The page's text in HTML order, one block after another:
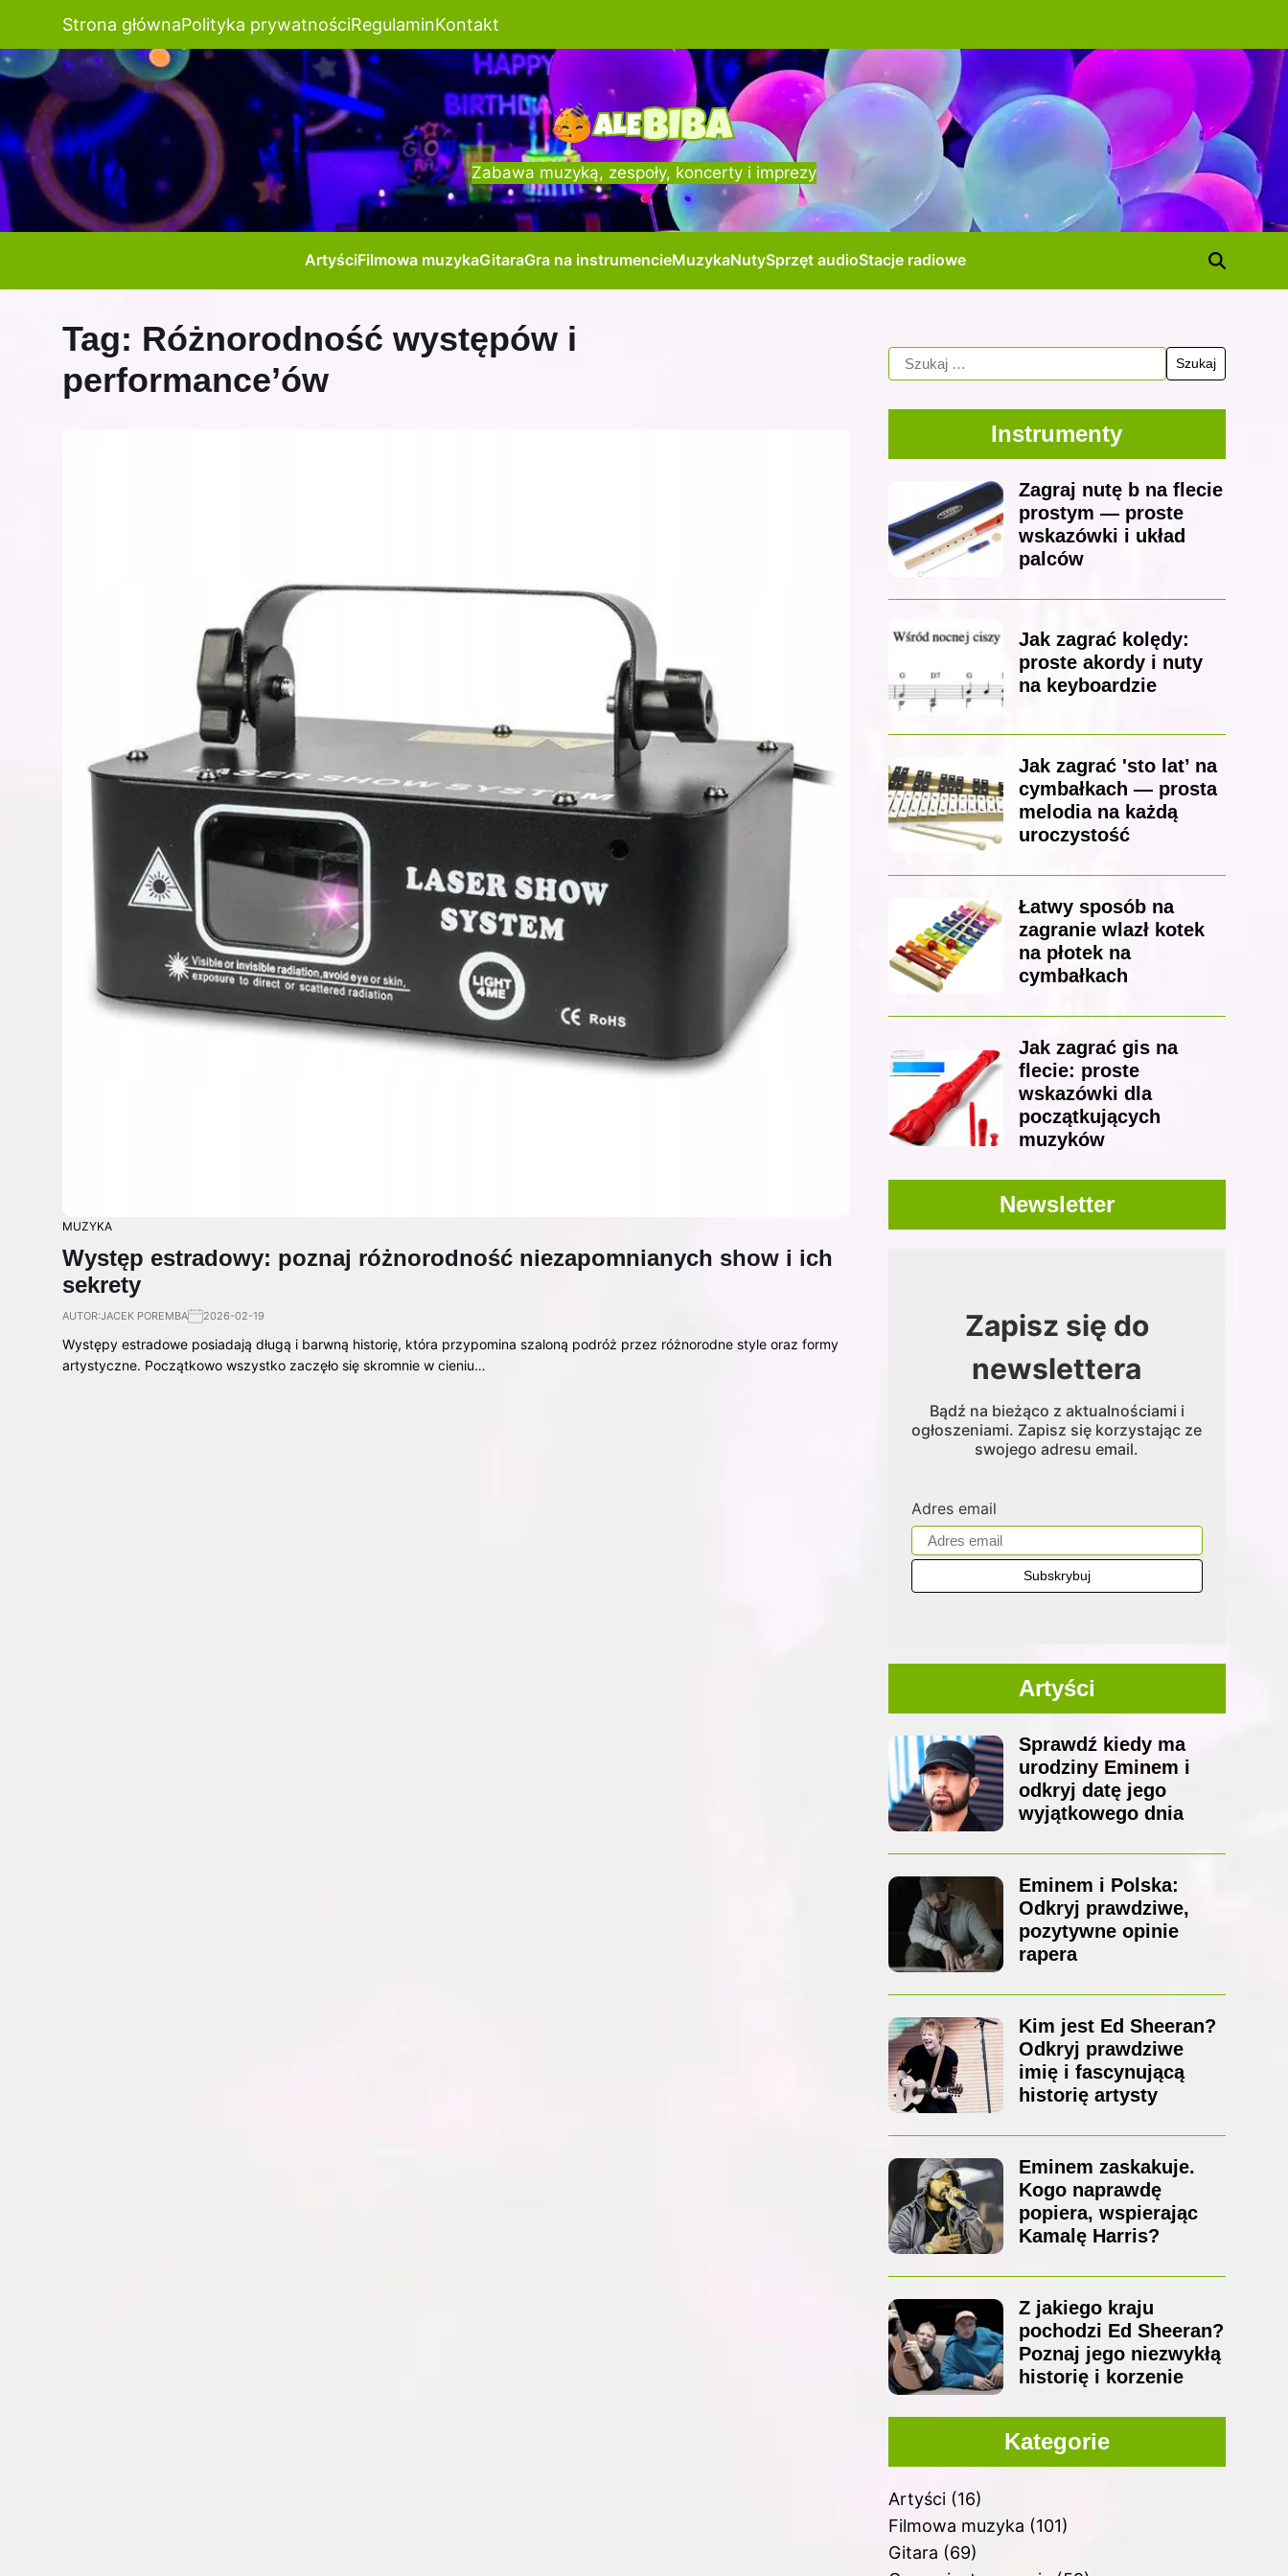
Strona głównaPolityka prywatnościRegulaminKontakt
Zabawa muzyką, zespoły, koncerty i imprezy
ArtyściFilmowa muzykaGitaraGra na instrumencieMuzykaNutySprzęt audioStacje radiowe
Tag: Różnorodność występów i
performance’ów
MUZYKA
Występ estradowy: poznaj różnorodność niezapomnianych show i ich
sekrety
AUTOR:JACEK POREMBA 2026-02-19
Występy estradowe posiadają długą i barwną historię, która przypomina szaloną podróż przez różnorodne style oraz formy
artystyczne. Początkowo wszystko zaczęło się skromnie w cieniu…
Instrumenty
Zagraj nutę b na flecie
prostym — proste
wskazówki i układ
palców
Jak zagrać kolędy:
proste akordy i nuty
na keyboardzie
Jak zagrać 'sto lat’ na
cymbałkach — prosta
melodia na każdą
uroczystość
Łatwy sposób na
zagranie wlazł kotek
na płotek na
cymbałkach
Jak zagrać gis na
flecie: proste
wskazówki dla
początkujących
muzyków
Newsletter
Zapisz się do
newslettera
Bądź na bieżąco z aktualnościami i
ogłoszeniami. Zapisz się korzystając ze
swojego adresu email.
Adres email
Artyści
Sprawdź kiedy ma
urodziny Eminem i
odkryj datę jego
wyjątkowego dnia
Eminem i Polska:
Odkryj prawdziwe,
pozytywne opinie
rapera
Kim jest Ed Sheeran?
Odkryj prawdziwe
imię i fascynującą
historię artysty
Eminem zaskakuje.
Kogo naprawdę
popiera, wspierając
Kamalę Harris?
Z jakiego kraju
pochodzi Ed Sheeran?
Poznaj jego niezwykłą
historię i korzenie
Kategorie
Artyści(16)
Filmowa muzyka (101)
Gitara (69)